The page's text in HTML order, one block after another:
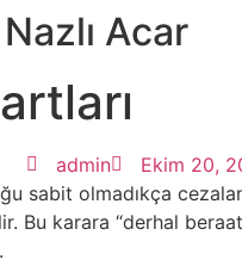
Acar
admin Ekim 20,
sabit olmadıkça
Bu karara “derhal